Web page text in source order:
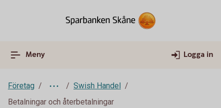
Meny Logga in
Företag
Swish Handel
Betalningar och återbetalningar